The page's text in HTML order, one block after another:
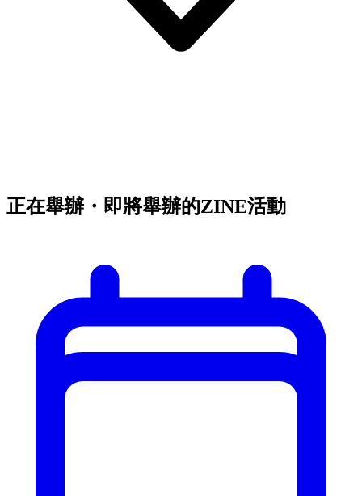
正在舉辦・即將舉辦的ZINE活動